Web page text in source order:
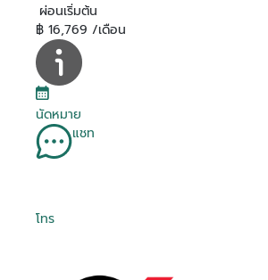
ผ่อนเริ่มต้น
฿ 16,769 /เดือน
นัดหมาย
แชท
โทร